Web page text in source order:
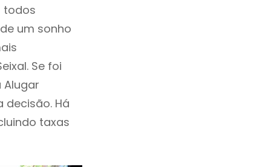
todos
um sonho
Se foi
Alugar
decisão. Há
taxas